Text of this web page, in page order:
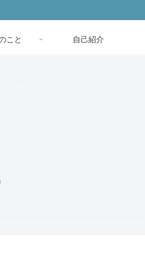
こと 自己紹介